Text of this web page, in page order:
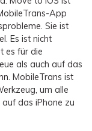
App
Sie ist
Es ist nicht
es für die
als auch auf das
MobileTrans ist
um alle
das iPhone zu